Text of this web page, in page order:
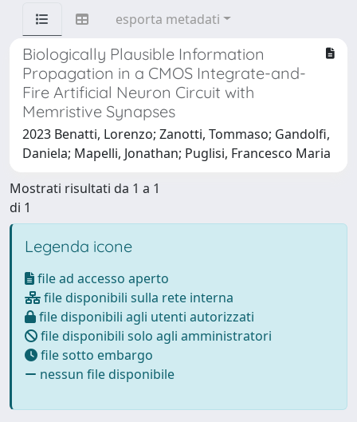
esporta metadati
Biologically Plausible Information
Propagation in a CMOS Integrate-and-
Fire Artificial Neuron Circuit with
Memristive Synapses
2023 Benatti, Lorenzo; Zanotti, Tommaso; Gandolfi,
Daniela; Mapelli, Jonathan; Puglisi, Francesco Maria
Mostrati risultati da 1 a 1
di 1
Legenda icone
file ad accesso aperto
file disponibili sulla rete interna
file disponibili agli utenti autorizzati
file disponibili solo agli amministratori
file sotto embargo
nessun file disponibile